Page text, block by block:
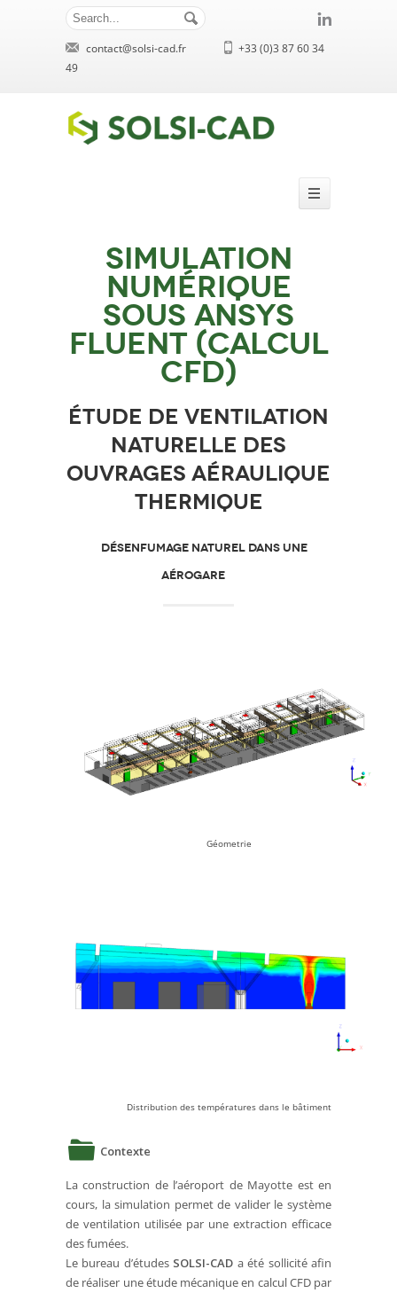
contact@solsi-cad.fr
+33 (0)3 87 60 34
49
Simulation
numérique
sous Ansys
Fluent (Calcul
CFD)
étude de ventilation
naturelle des
ouvrages aéraulique
thermique
DÉSENFUMAGE NATUREL DANS UNE
AÉROGARE
Géometrie
Distribution des températures dans le bâtiment
Contexte
La construction de l’aéroport de Mayotte est en
cours, la simulation permet de valider le système
de ventilation utilisée par une extraction efficace
des fumées.
Le bureau d’études SOLSI-CAD a été sollicité afin
de réaliser une étude mécanique en calcul CFD par